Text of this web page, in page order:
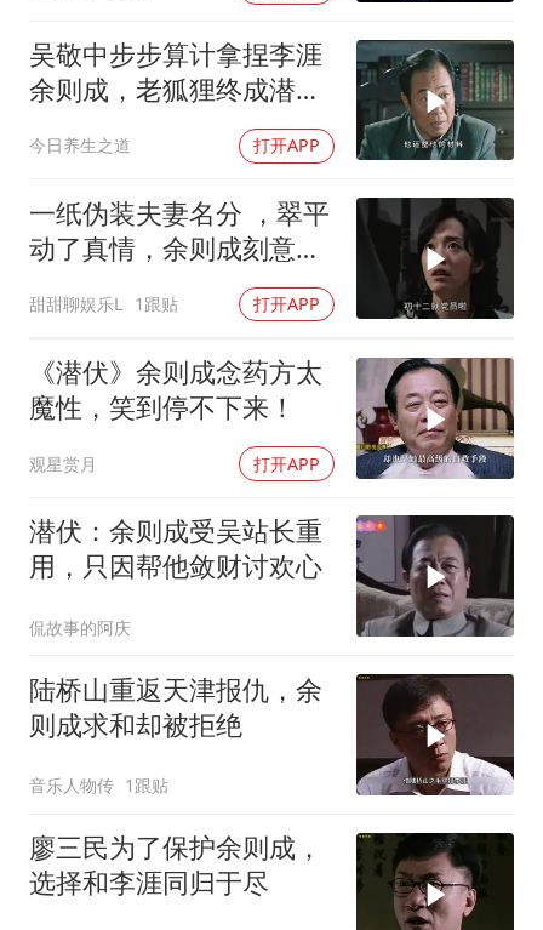
吴敬中步步算计拿捏李涯
余则成，老狐狸终成潜伏
今日养生之道 打开APP
一纸伪装夫妻名分 ，翠平
动了真情，余则成刻意回
甜甜聊娱乐L 1跟贴 打开APP
《潜伏》余则成念药方太
魔性，笑到停不下来！
观星赏月 打开APP
潜伏：余则成受吴站长重
用，只因帮他敛财讨欢心
侃故事的阿庆
陆桥山重返天津报仇，余
则成求和却被拒绝
音乐人物传 1跟贴
廖三民为了保护余则成，
选择和李涯同归于尽